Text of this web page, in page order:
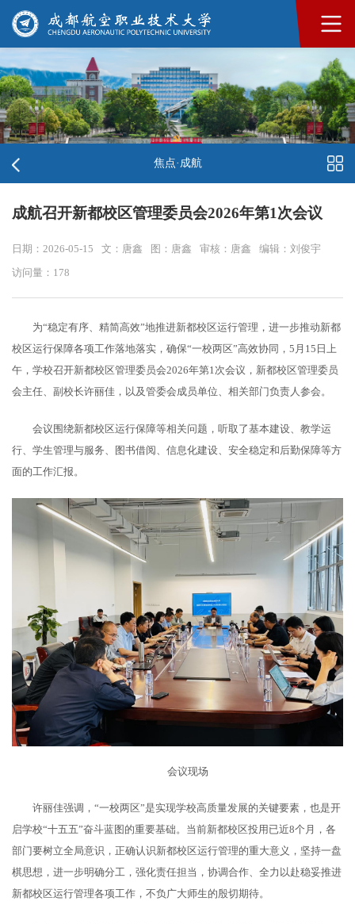
焦点·成航
成航召开新都校区管理委员会2026年第1次会议
日期：2026-05-15 文：唐鑫 图：唐鑫 审核：唐鑫 编辑：刘俊宇
访问量： 178
为“稳定有序、精简高效”地推进新都校区运行管理，进一步推动新都
校区运行保障各项工作落地落实，确保“一校两区”高效协同，5月15日上
午，学校召开新都校区管理委员会2026年第1次会议，新都校区管理委员
会主任、副校长许丽佳，以及管委会成员单位、相关部门负责人参会。
会议围绕新都校区运行保障等相关问题，听取了基本建设、教学运
行、学生管理与服务、图书借阅、信息化建设、安全稳定和后勤保障等方
面的工作汇报。
会议现场
许丽佳强调，“一校两区”是实现学校高质量发展的关键要素，也是开
启学校“十五五”奋斗蓝图的重要基础。当前新都校区投用已近8个月，各
部门要树立全局意识，正确认识新都校区运行管理的重大意义，坚持一盘
棋思想，进一步明确分工，强化责任担当，协调合作、全力以赴稳妥推进
新都校区运行管理各项工作，不负广大师生的殷切期待。